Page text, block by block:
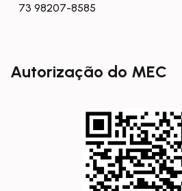
73 98207-8585
Autorização do MEC